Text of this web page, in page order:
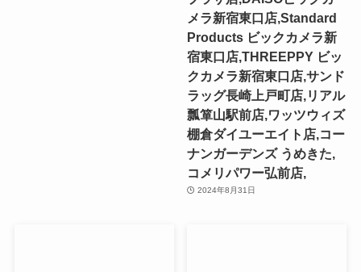
メラ新宿東口店,Standard
Products ビックカメラ新
宿東口店,THREEPPY ビッ
クカメラ新宿東口店,サンド
ラッグ長崎上戸町店,リアル
瓢箪山駅前店,ワッツウィズ
棚倉ダイユーエイト店,コー
ナンガーデンズ うめきた,
コメリパワー弘前店,
2024年8月31日